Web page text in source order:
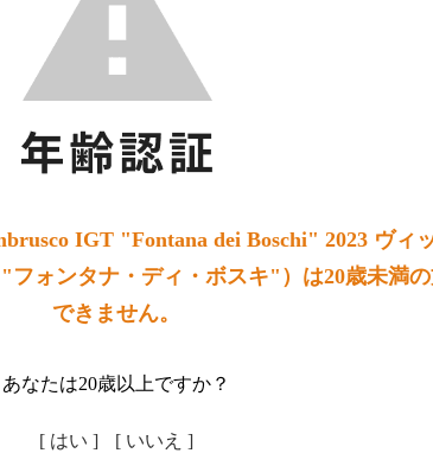
IGT "Fontana dei Boschi" 2023 ヴィ
ォンタナ・ディ・ボスキ"）は20歳未満
できません。
あなたは20歳以上ですか？
[ はい ] [ いいえ ]